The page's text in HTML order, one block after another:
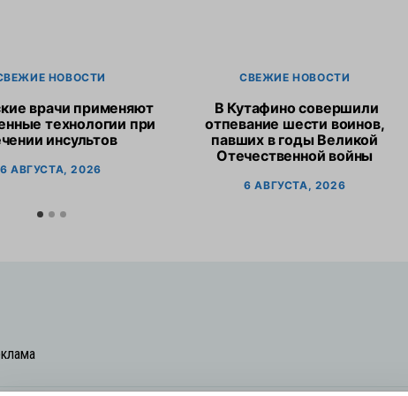
НОВОСТИ
врачи применяют
технологии при
инсультов
6 АВГУСТА, 2026
СВЕЖИЕ НОВОСТИ
В Кутафино совершили
отпевание шести воинов,
павших в годы Великой
Отечественной войны
6 АВГУСТА, 2026